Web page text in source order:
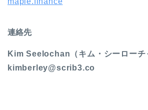
連絡先
Kim Seelochan（キム・シーローチ
kimberley@scrib3.co